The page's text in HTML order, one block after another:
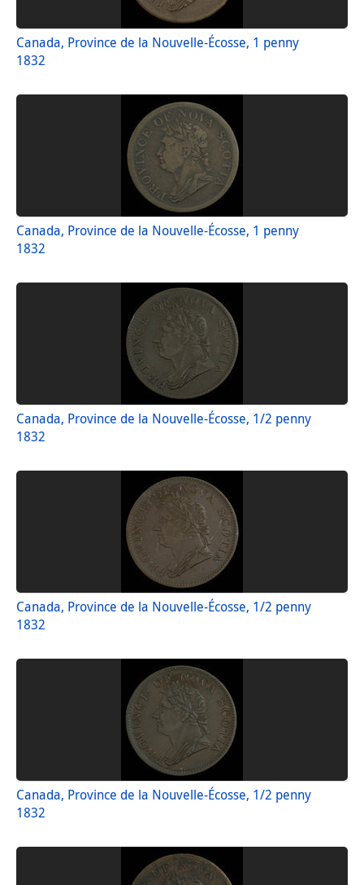
Canada, Province de la Nouvelle-Écosse, 1 penny
1832
Canada, Province de la Nouvelle-Écosse, 1 penny
1832
Canada, Province de la Nouvelle-Écosse, 1/2 penny
1832
Canada, Province de la Nouvelle-Écosse, 1/2 penny
1832
Canada, Province de la Nouvelle-Écosse, 1/2 penny
1832